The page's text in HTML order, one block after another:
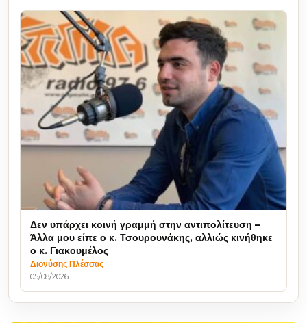
Δεν υπάρχει κοινή γραμμή στην αντιπολίτευση –
Άλλα μου είπε ο κ. Τσουρουνάκης, αλλιώς κινήθηκε
ο κ. Γιακουμέλος
Διονύσης Πλέσσας
05/08/2026